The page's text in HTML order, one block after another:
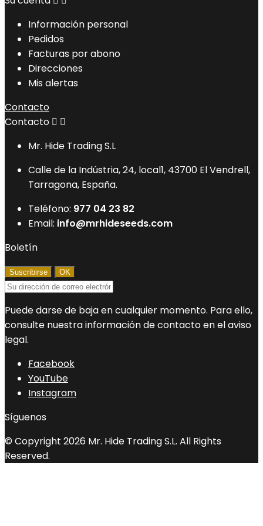
Información personal
Pedidos
Facturas por abono
Direcciones
Mis alertas
Contacto
Contacto  
Mr. Hide Trading S.L
Calle de la Indústria, 24, local1, 43700 El Vendrell,
Tarragona, España.
Teléfono: 977 04 23 82
Email: info@mrhideseeds.com
Boletín
Puede darse de baja en cualquier momento. Para ello,
consulte nuestra información de contacto en el aviso
legal.
Facebook
YouTube
Instagram
Síguenos
© Copyright 2026 Mr. Hide Trading S.L. All Rights
Reserved.